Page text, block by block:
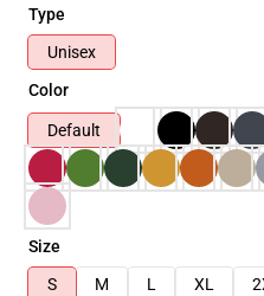
Type
Unisex
Color
Default
Size
S
M L XL